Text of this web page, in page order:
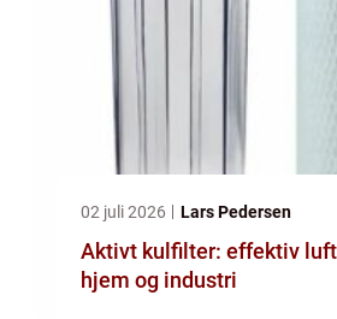
02 juli 2026 Lars Pedersen
Aktivt kulfilter: effektiv
hjem og industri